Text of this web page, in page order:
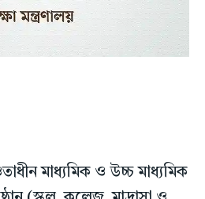
মাধ্যমিক ও উচ্চ মাধ্যমিক